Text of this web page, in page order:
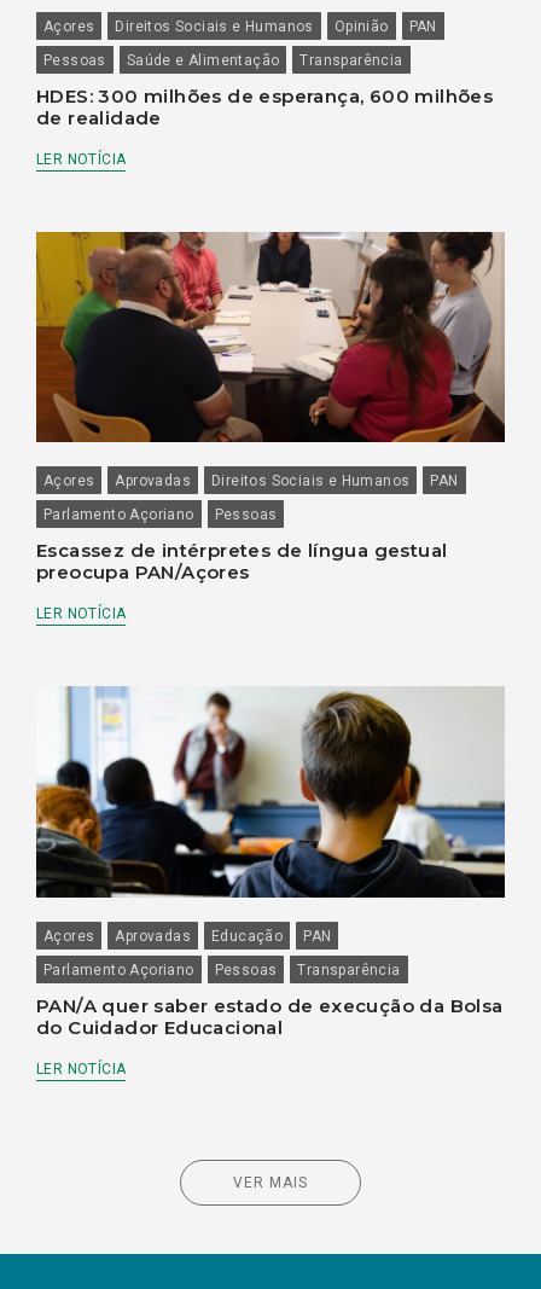
Açores Direitos Sociais e Humanos Opinião
PAN
Pessoas
Saúde e Alimentação Transparência
HDES: 300 milhões de esperança, 600 milhões
de realidade
LER NOTÍCIA
Açores Aprovadas Direitos Sociais e Humanos
PAN
Parlamento Açoriano
Pessoas
Escassez de intérpretes de língua gestual
preocupa PAN/Açores
LER NOTÍCIA
Açores Aprovadas Educação
PAN
Parlamento Açoriano
Pessoas Transparência
PAN/A quer saber estado de execução da Bolsa
do Cuidador Educacional
LER NOTÍCIA
VER MAIS